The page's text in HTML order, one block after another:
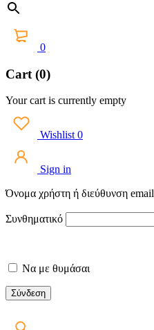
0
Cart (0)
Your cart is currently empty
Wishlist 0
Sign in
Όνομα χρήστη ή διεύθυνση email
Συνθηματικό
Να με θυμάσαι